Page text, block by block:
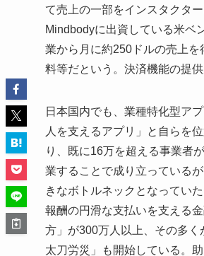
て売上の一部をインスタクタ
Mindbodyに出資している米ベ
業から月に約250ドルの売上
料等だという。決済機能の提
日本国内でも、業種特化型ア
人を支えるアプリ」と自らを
り、既に16万を超える事業者
業することで成り立っている
きなボトルネックとなってい
報酬の円滑な支払いを支える
方」が300万人以上、その多
太刀労災」も開始している。